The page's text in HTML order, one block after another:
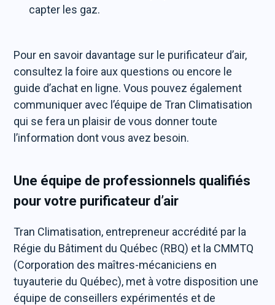
capter les gaz.
Pour en savoir davantage sur le purificateur d’air,
consultez la foire aux questions ou encore le
guide d’achat en ligne. Vous pouvez également
communiquer avec l’équipe de Tran Climatisation
qui se fera un plaisir de vous donner toute
l’information dont vous avez besoin.
Une équipe de professionnels qualifiés
pour votre purificateur d’air
Tran Climatisation, entrepreneur accrédité par la
Régie du Bâtiment du Québec (RBQ) et la CMMTQ
(Corporation des maîtres-mécaniciens en
tuyauterie du Québec), met à votre disposition une
équipe de conseillers expérimentés et de